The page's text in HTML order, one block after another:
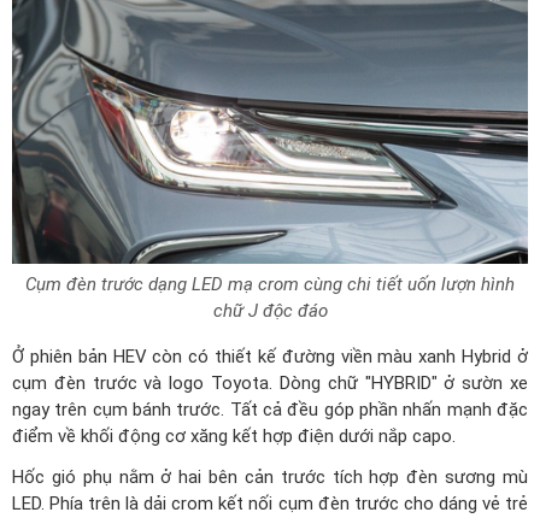
Cụm đèn trước dạng LED mạ crom cùng chi tiết uốn lượn hình
chữ J độc đáo
Ở phiên bản HEV còn có thiết kế đường viền màu xanh Hybrid ở
cụm đèn trước và logo Toyota. Dòng chữ "HYBRID" ở sườn xe
ngay trên cụm bánh trước. Tất cả đều góp phần nhấn mạnh đặc
điểm về khối động cơ xăng kết hợp điện dưới nắp capo.
Hốc gió phụ nằm ở hai bên cản trước tích hợp đèn sương mù
LED. Phía trên là dải crom kết nối cụm đèn trước cho dáng vẻ trẻ